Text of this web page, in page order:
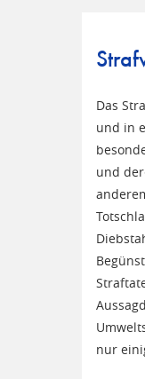
Das
und in
und
nur